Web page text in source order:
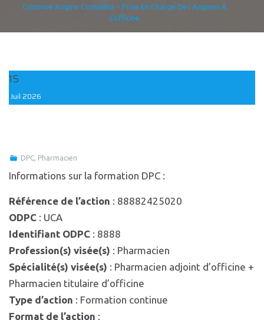
Continue Angine Complète – Prise En Charge Des Angines À
L’officine
15
Juil 2026
DPC, Pharmacien
Informations sur la formation DPC :
Référence de l’action : 88882425020
ODPC : UCA
Identifiant ODPC : 8888
Profession(s) visée(s) : Pharmacien
Spécialité(s) visée(s) : Pharmacien adjoint d’officine +
Pharmacien titulaire d’officine
Type d’action : Formation continue
Format de l’action :